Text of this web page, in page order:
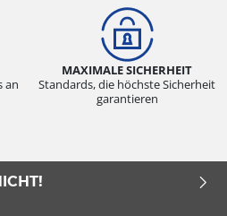
an
MAXIMALE SICHERHEIT
Standards, die höchste Sicherheit
garantieren